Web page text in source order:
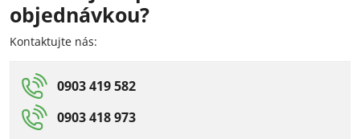
objednávkou?
Kontaktujte nás:
0903 419 582
0903 418 973